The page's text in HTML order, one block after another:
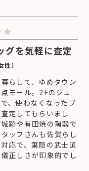
★
グを気軽に査定
性）
らして、ゆめタウン
モール。2Fのジュ
、使わなくなったブ
定してもらいまし
跡や有田焼の陶器で
ッフさんも佐賀らし
応で、葉隠の武士道
正しさが印象的でし